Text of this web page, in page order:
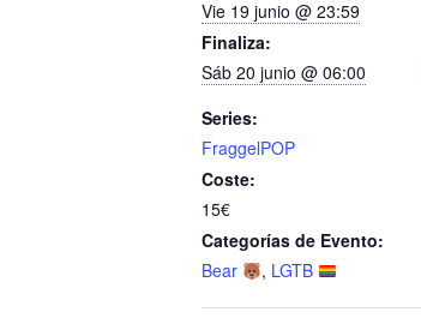
Vie 19 junio @ 23:59
Finaliza:
Sáb 20 junio @ 06:00
Series:
FraggelPOP
Coste:
15€
Categorías de Evento:
Bear
, LGTB